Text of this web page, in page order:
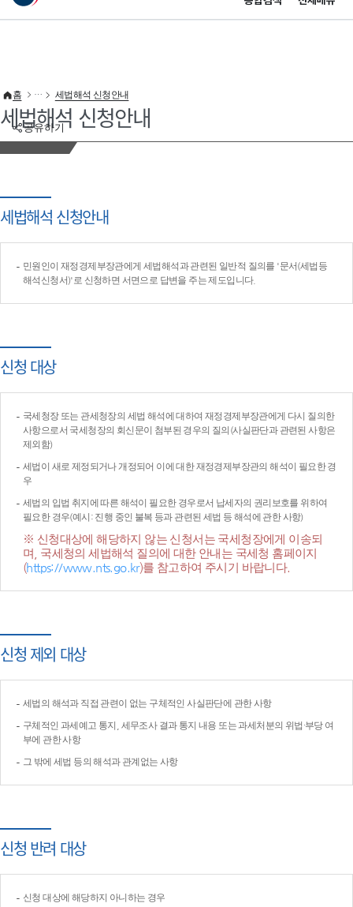
이 누리집은 대한민국 공식 전자정부 누리집입니다.
공유하기
홈 세법해석 신청안내
세법해석 신청안내
세법해석 신청안내
민원인이 재정경제부장관에게 세법해석과 관련된 일반적 질의를 '문서(세법등
해석신청서)'로 신청하면 서면으로 답변을 주는 제도입니다.
신청 대상
국세청장 또는 관세청장의 세법 해석에 대하여 재정경제부장관에게 다시 질의한
사항으로서 국세청장의 회신문이 첨부된 경우의 질의(사실판단과 관련된 사항은
제외함)
세법이 새로 제정되거나 개정되어 이에 대한 재정경제부장관의 해석이 필요한 경
우
세법의 입법 취지에 따른 해석이 필요한 경우로서 납세자의 권리보호를 위하여
필요한 경우(예시: 진행 중인 불복 등과 관련된 세법 등 해석에 관한 사항)
※ 신청대상에 해당하지 않는 신청서는 국세청장에게 이송되
며, 국세청의 세법해석 질의에 대한 안내는 국세청 홈페이지
(https://www.nts.go.kr)를 참고하여 주시기 바랍니다.
신청 제외 대상
세법의 해석과 직접 관련이 없는 구체적인 사실판단에 관한 사항
구체적인 과세예고 통지, 세무조사 결과 통지 내용 또는 과세처분의 위법·부당 여
부에 관한 사항
그 밖에 세법 등의 해석과 관계없는 사항
신청 반려 대상
신청 대상에 해당하지 아니하는 경우